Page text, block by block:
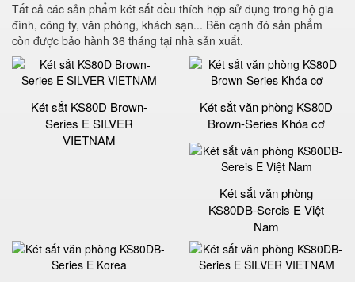
Tất cả các sản phẩm két sắt đều thích hợp sử dụng trong hộ gia
đình, công ty, văn phòng, khách sạn... Bên cạnh đó sản phẩm
còn được bảo hành 36 tháng tại nhà sản xuất.
Két sắt KS80D Brown-
Series E SILVER
VIETNAM
Két sắt văn phòng KS80D
Brown-Series Khóa cơ
Két sắt văn phòng
KS80DB-Sereis E Việt
Nam